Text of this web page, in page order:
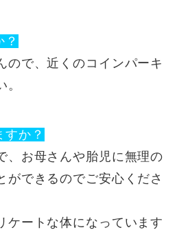
ので、近くのコインパーキ
か？
、お母さんや胎児に無理の
ができるのでご安心くださ
ケートな体になっています